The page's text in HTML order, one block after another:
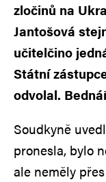
zločinů na
Jantošová
učitelčino
Státní
odvolal.
Soudkyně
pronesla, bylo
ale neměly